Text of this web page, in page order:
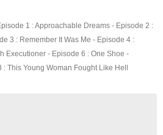
1 : Approachable Dreams - Episode 2 :
3 : Remember It Was Me - Episode 4 :
Executioner - Episode 6 : One Shoe -
This Young Woman Fought Like Hell